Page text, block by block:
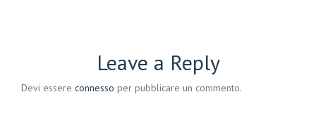
Leave a Reply
Devi essere connesso per pubblicare un commento.